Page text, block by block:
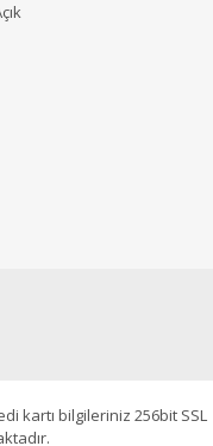
kartı bilgileriniz 256bit SSL